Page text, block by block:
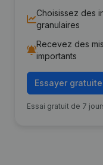
Choisissez des
granulaires
Recevez des
importants
Essayer
Essai gratuit de 7